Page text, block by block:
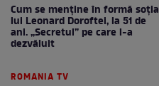
Cum se menţine în formă soţia
lui Leonard Doroftei, la 51 de
ani. „Secretul” pe care l-a
dezvăluit
ROMANIA TV